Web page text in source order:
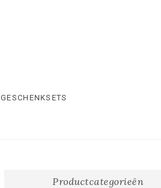
GESCHENKSETS
Productcategorieën